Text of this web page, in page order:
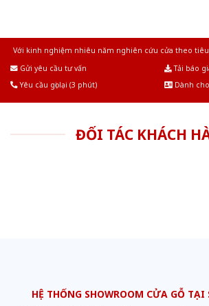
Với kinh nghiệm nhiêu năm nghiên cứu cửa theo
Gửi yêu cầu tư vấn
Tải báo
Yêu cầu gọi lại (3 phút)
Dành
ĐỐI TÁC KHÁCH
HỆ THỐNG SHOWROOM CỬA GỖ TẠI